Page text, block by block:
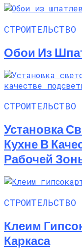
Обои Из
Установка
Кухне В
Рабочей
Клеим
Каркаса